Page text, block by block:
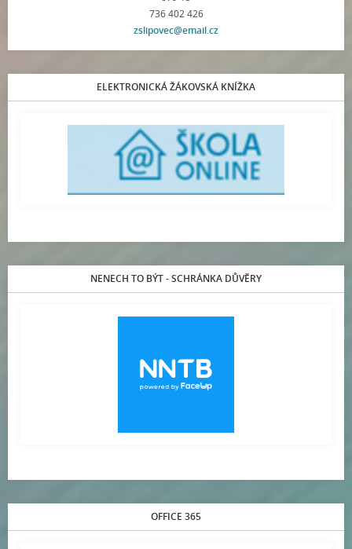
736 402 426
zslipovec@email.cz
ELEKTRONICKÁ ŽÁKOVSKÁ KNÍŽKA
NENECH TO BÝT - SCHRÁNKA DŮVĚRY
OFFICE 365